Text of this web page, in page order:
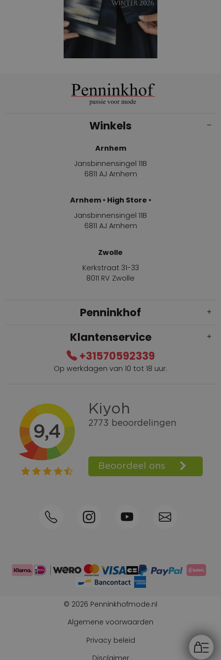
Winkels
Arnhem
Jansbinnensingel 11B
6811 AJ Arnhem
Arnhem • High Store •
Jansbinnensingel 11B
6811 AJ Arnhem
Zwolle
Kerkstraat 31-33
8011 RV Zwolle
Penninkhof
Gratis verzending vanaf € 100,=
Bel +31570592339
Spaarpunten
Shop the Look
Telefonisch bestellen ook mogelijk
Klantenservice
+31570592339
Op werkdagen van 10 tot 18 uur.
© 2026 Penninkhofmode.nl
Algemene voorwaarden
Privacy beleid
Disclaimer